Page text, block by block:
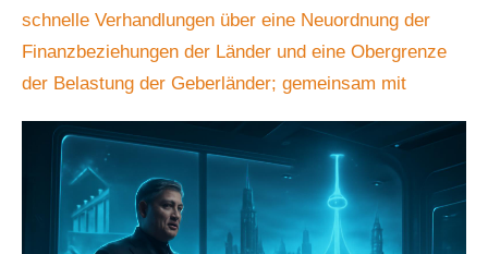
schnelle Verhandlungen über eine Neuordnung der
Finanzbeziehungen der Länder und eine Obergrenze
der Belastung der Geberländer; gemeinsam mit